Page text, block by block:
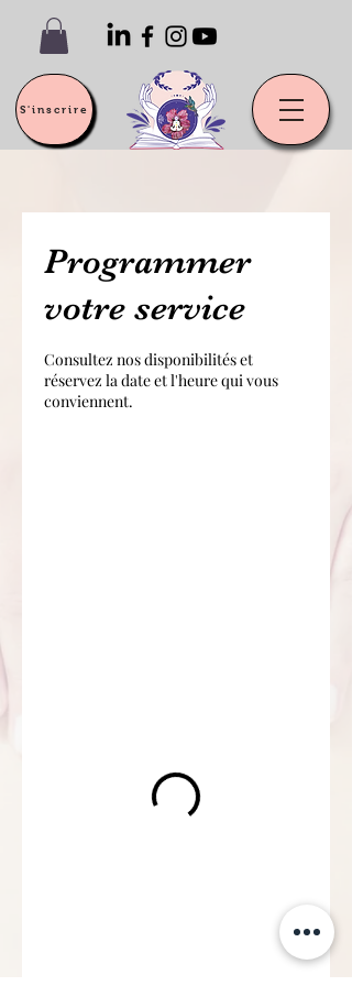
S'inscrire
Programmer
votre service
Consultez nos disponibilités et
réservez la date et l'heure qui vous
conviennent.